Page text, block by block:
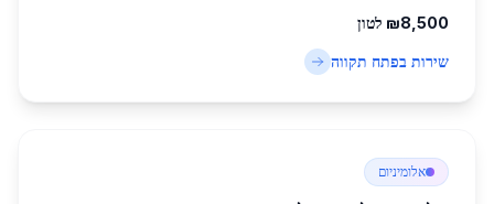
כ-247,956 תושבים בפאת תקווה עצמה. העי...
₪8,500 לטון
שירות בפתח תקווה
אלומיניום